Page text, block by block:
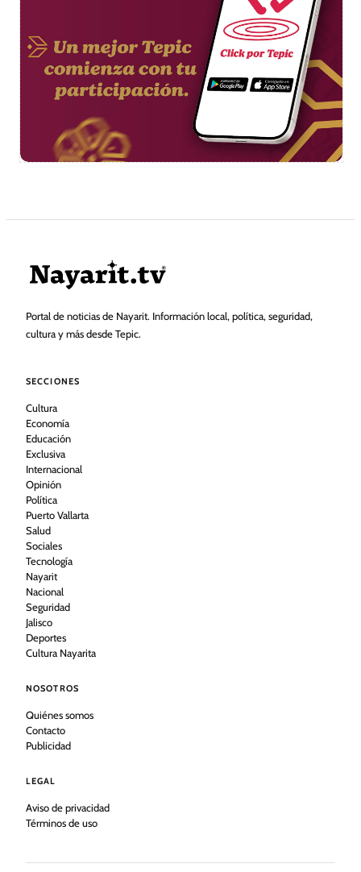
Portal de noticias de Nayarit. Información local, política, seguridad,
cultura y más desde Tepic.
SECCIONES
Cultura
Economía
Educación
Exclusiva
Internacional
Opinión
Política
Puerto Vallarta
Salud
Sociales
Tecnología
Nayarit
Nacional
Seguridad
Jalisco
Deportes
Cultura Nayarita
NOSOTROS
Quiénes somos
Contacto
Publicidad
LEGAL
Aviso de privacidad
Términos de uso